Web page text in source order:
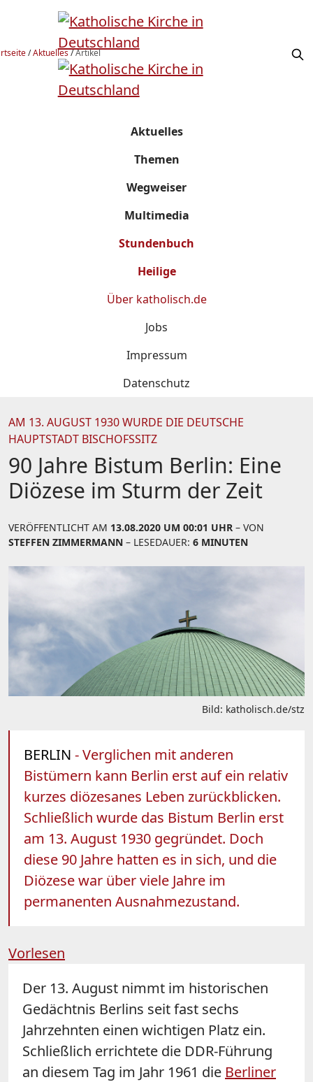
/Aktuelles/Artikel
Aktuelles
Themen
Wegweiser
Multimedia
Stundenbuch
Heilige
Über katholisch.de
Jobs
Impressum
Datenschutz
AM 13. AUGUST 1930 WURDE DIE DEUTSCHE
HAUPTSTADT BISCHOFSSITZ
90 Jahre Bistum Berlin: Eine
Diözese im Sturm der Zeit
VERÖFFENTLICHT AM 13.08.2020 UM 00:01 UHR – VON
STEFFEN ZIMMERMANN – LESEDAUER: 6 MINUTEN
Bild: katholisch.de/stz
BERLIN - Verglichen mit anderen
Bistümern kann Berlin erst auf ein relativ
kurzes diözesanes Leben zurückblicken.
Schließlich wurde das Bistum Berlin erst
am 13. August 1930 gegründet. Doch
diese 90 Jahre hatten es in sich, und die
Diözese war über viele Jahre im
permanenten Ausnahmezustand.
Vorlesen
Der 13. August nimmt im historischen
Gedächtnis Berlins seit fast sechs
Jahrzehnten einen wichtigen Platz ein.
Schließlich errichtete die DDR-Führung
an diesem Tag im Jahr 1961 die Berliner